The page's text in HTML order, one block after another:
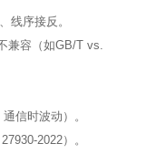
序接反。
容（如GB/T vs.
信时波动）。
2022）。